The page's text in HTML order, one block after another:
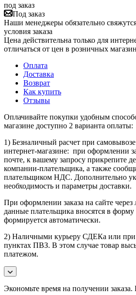
под заказ
Под заказ
Наши менеджеры обязательно
условия заказа
Цена действительна только для
отличаться от цен в розничных
Оплата
Доставка
Возврат
Как купить
Отзывы
Оплачивайте покупки удобным
магазине доступно 2 варианта оплаты:
1) Безналичный расчет при
интернет-магазине: при оформлении
почте, к вашему запросу прикрепите
компании-плательщика, а также
плательщиком НДС. Дополнительно
необходимость и параметры доставки.
При оформлении заказа на сайте
данные плательщика вносятся в форму
формируется автоматически.
2) Наличными курьеру СДЕКа или при
пунктах ПВЗ. В этом случае товар
платежом.
Экономьте время на получении